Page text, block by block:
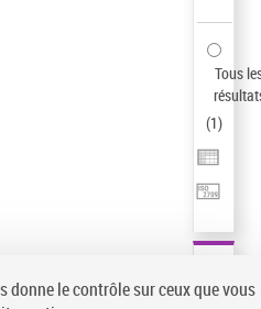
Tous
(1)
donne le contrôle sur ceux que vous